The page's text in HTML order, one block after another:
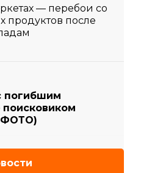
— перебои со
продуктов после
погибшим